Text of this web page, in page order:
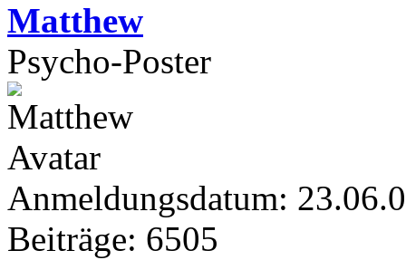
Matthew
Psycho-Poster
Anmeldungsdatum:
Beiträge: 6505